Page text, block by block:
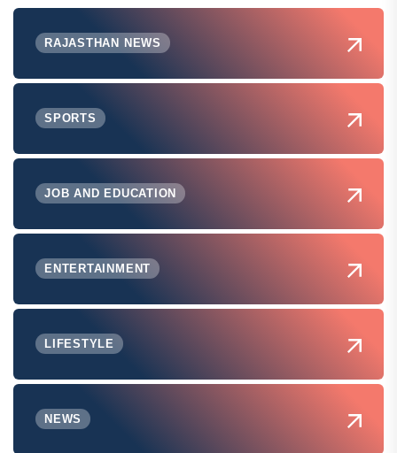
RAJASTHAN NEWS
SPORTS
JOB AND EDUCATION
ENTERTAINMENT
LIFESTYLE
NEWS